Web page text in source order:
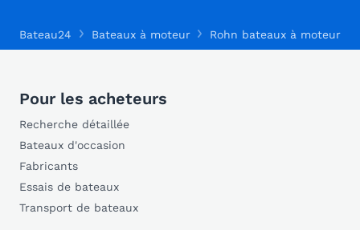
Bateau24 Bateaux à moteur Rohn bateaux à moteur
Pour les acheteurs
Recherche détaillée
Bateaux d'occasion
Fabricants
Essais de bateaux
Transport de bateaux